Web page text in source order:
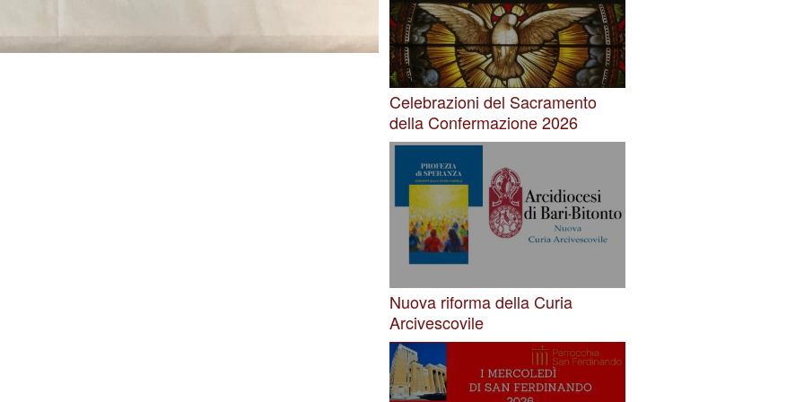
Celebrazioni del Sacramento
della Confermazione 2026
Nuova riforma della Curia
Arcivescovile